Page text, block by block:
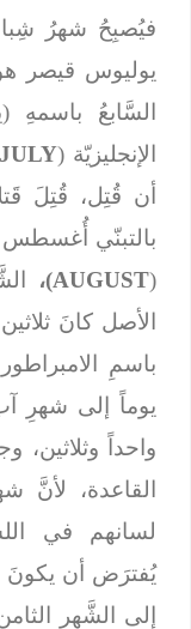
فيُصبِحُ شهرُ
يوليوس قيصر
السَّابعُ باسمهِ
الإنجليزيّة ( JULY
أن قُتِل، قُتِلَ
بالتبنّي أُغسطس
AUGUST)،
الأصل كانَ
باسمِ
يوماً إلى شهرِ
واحداً وثلاثين،
القاعدة، لأنَّ
لسانهم في
يُفترَض أن يكونَ
إلى الشَّهر